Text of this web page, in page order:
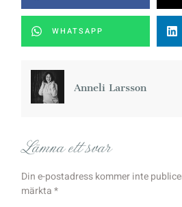
WHATSAPP
Anneli Larsson
Lämna ett svar
Din e-postadress kommer inte
märkta*